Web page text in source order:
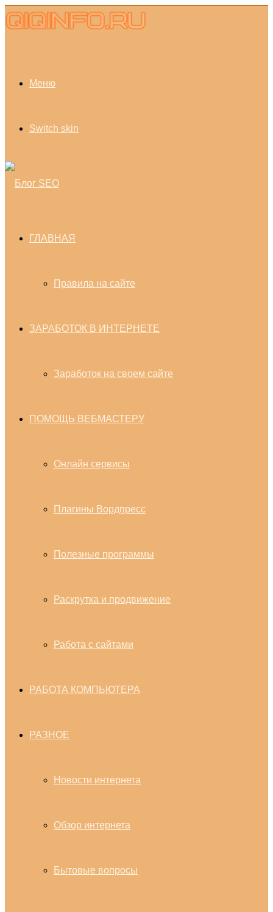
Меню
Switch skin
ГЛАВНАЯ
Правила на сайте
ЗАРАБОТОК В ИНТЕРНЕТЕ
Заработок на своем сайте
ПОМОЩЬ ВЕБМАСТЕРУ
Онлайн сервисы
Плагины Вордпресс
Полезные программы
Раскрутка и продвижение
Работа с сайтами
РАБОТА КОМПЬЮТЕРА
РАЗНОЕ
Новости интернета
Обзор интернета
Бытовые вопросы